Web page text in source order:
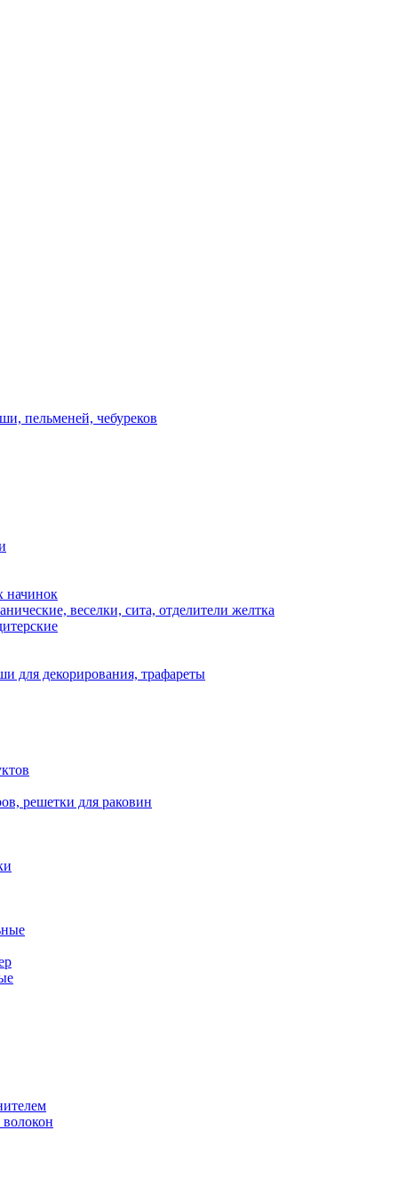
пельменей, чебуреков
начинок
веселки, сита, отделители желтка
для декорирования, трафареты
решетки для раковин